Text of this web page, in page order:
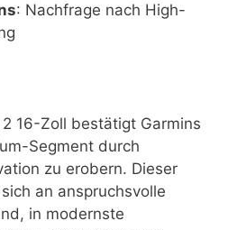
: Nachfrage nach High-
2 16-Zoll bestätigt Garmins
Segment durch
zu erobern. Dieser
an anspruchsvolle
in modernste